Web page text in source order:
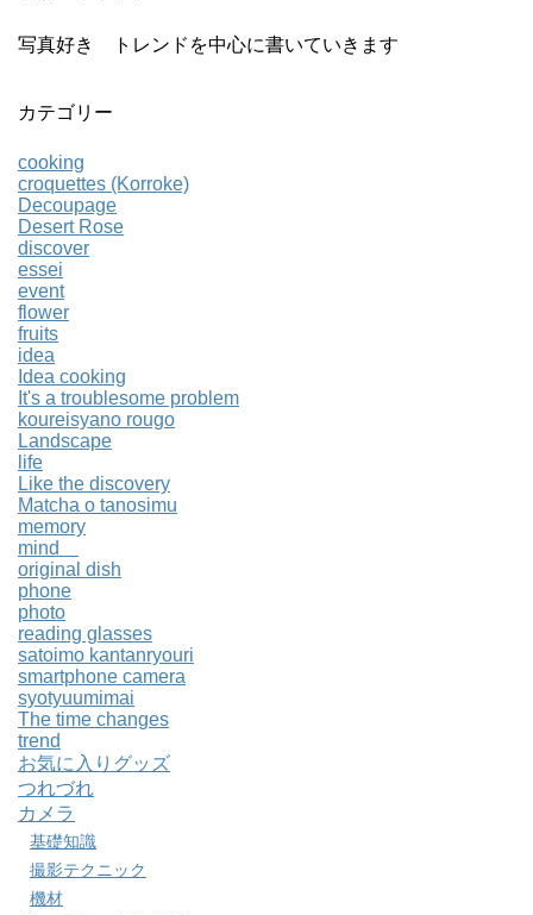
写真好き トレンドを中心に書いていきます
カテゴリー
cooking
croquettes (Korroke)
Decoupage
Desert Rose
discover
essei
event
flower
fruits
idea
Idea cooking
It's a troublesome problem
koureisyano rougo
Landscape
life
Like the discovery
Matcha o tanosimu
memory
mind
original dish
phone
photo
reading glasses
satoimo kantanryouri
smartphone camera
syotyuumimai
The time changes
trend
お気に入りグッズ
つれづれ
カメラ
基礎知識
撮影テクニック
機材